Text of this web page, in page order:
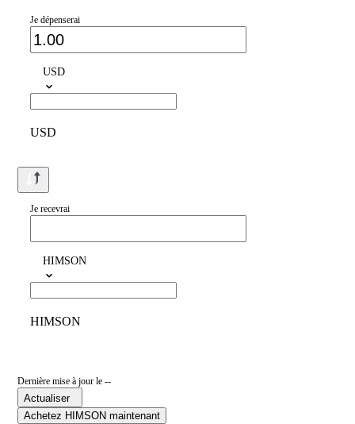
Je dépenserai
USD
USD
Je recevrai
HIMSON
HIMSON
Dernière mise à jour le --
Actualiser
Achetez HIMSON maintenant